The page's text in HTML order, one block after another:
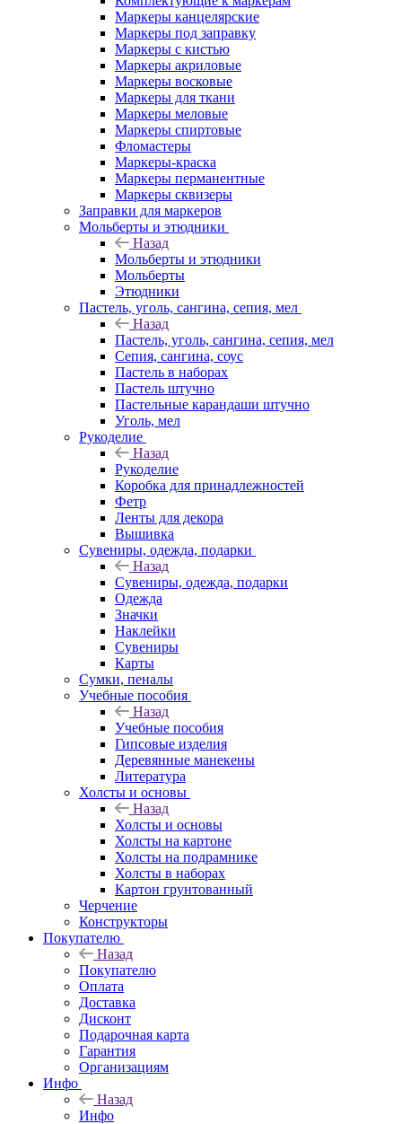
Маркеры канцелярские
Маркеры под заправку
Маркеры с кистью
Маркеры акриловые
Маркеры восковые
Маркеры для ткани
Маркеры меловые
Маркеры спиртовые
Фломастеры
Маркеры-краска
Маркеры перманентные
Маркеры сквизеры
Заправки для маркеров
Мольберты и этюдники
Назад
Мольберты и этюдники
Мольберты
Этюдники
Пастель, уголь, сангина, сепия, мел
Назад
Пастель, уголь, сангина, сепия, мел
Сепия, сангина, соус
Пастель в наборах
Пастель штучно
Пастельные карандаши штучно
Уголь, мел
Рукоделие
Назад
Рукоделие
Коробка для принадлежностей
Фетр
Ленты для декора
Вышивка
Сувениры, одежда, подарки
Назад
Сувениры, одежда, подарки
Одежда
Значки
Наклейки
Сувениры
Карты
Сумки, пеналы
Учебные пособия
Назад
Учебные пособия
Гипсовые изделия
Деревянные манекены
Литература
Холсты и основы
Назад
Холсты и основы
Холсты на картоне
Холсты на подрамнике
Холсты в наборах
Картон грунтованный
Черчение
Конструкторы
Покупателю
Назад
Покупателю
Оплата
Доставка
Дисконт
Подарочная карта
Гарантия
Организациям
Инфо
Назад
Инфо